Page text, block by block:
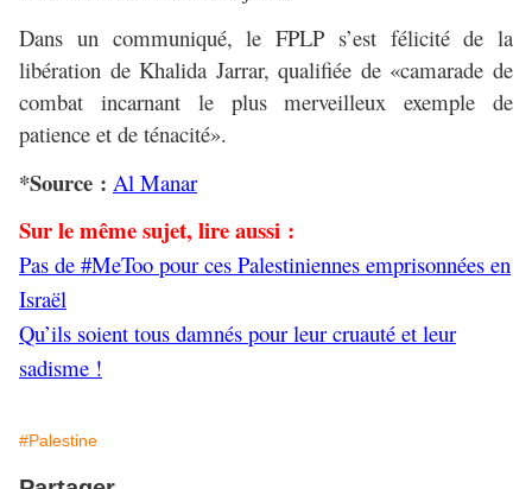
Dans un communiqué, le FPLP s’est félicité de la
libération de Khalida Jarrar, qualifiée de «camarade de
combat incarnant le plus merveilleux exemple de
patience et de ténacité».
*Source : Al Manar
Sur le même sujet, lire aussi :
Pas de #MeToo pour ces Palestiniennes emprisonnées en
Israël
Qu’ils soient tous damnés pour leur cruauté et leur
sadisme !
#Palestine